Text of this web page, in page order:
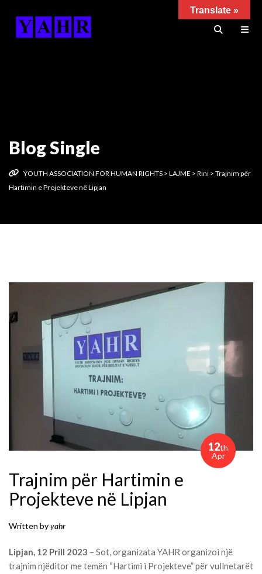
Blog Single
YOUTH ASSOCIATION FOR HUMAN RIGHTS > LAJME > Rini > Trajnim për
Hartimin e Projekteve në Lipjan
12th
Apr
Trajnim për Hartimin e
Projekteve në Lipjan
Written byyahr
Lipjan, 12 Prill 2023 – Sot, organizata YAHR organizoi një
trajnim njëditor me temën “Hartimi i Projekteve” për vullnetarët
Translate »